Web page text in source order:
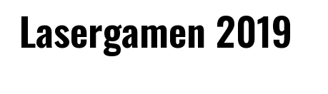
Lasergamen 2019